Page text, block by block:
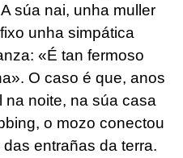
súa nai, unha muller
unha simpática
«É tan fermoso
O caso é que, anos
noite, na súa casa
o mozo conectou
entrañas da terra.